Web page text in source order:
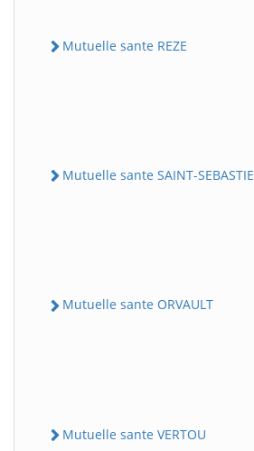
Mutuelle sante REZE
Mutuelle sante SAINT-
Mutuelle sante ORVAULT
Mutuelle sante VERTOU